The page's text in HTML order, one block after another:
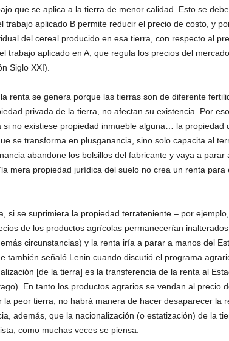
que se aplica a la tierra de menor calidad. Esto se
trabajo aplicado B permite reducir el precio de costo, y
del cereal producido en esa tierra, con respecto al
trabajo aplicado en A, que regula los precios del
Siglo XXI).
renta se genera porque las tierras son de diferente
privada de la tierra, no afectan su existencia. Por
si no existiese propiedad inmueble alguna… la propiedad
se transforma en plusganancia, sino solo capacita al
abandone los bolsillos del fabricante y vaya a parar
mera propiedad jurídica del suelo no crea un renta para
si se suprimiera la propiedad terrateniente – por
de los productos agrícolas permanecerían
circunstancias) y la renta iría a parar a manos del
también señaló Lenin cuando discutió el programa
[de la tierra] es la transferencia de la renta al
En tanto los productos agrarios se vendan al precio
la peor tierra, no habrá manera de hacer desaparecer la
además, que la nacionalización (o estatización) de la
como muchas veces se piensa.